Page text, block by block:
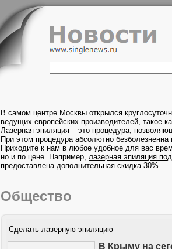
В самом центре Москвы открылся
ведущих европейских производителей, такое
Лазерная эпиляция – это процедура,
При этом процедура абсолютно безболезненна
Приходите к нам в любое удобное для вас
но и по цене. Например, лазерная эпиляция
предоставлена дополнительная скидка 30%.
Общество
Сделать лазерную эпиляцию
В Крыму на